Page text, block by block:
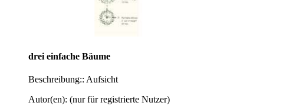
drei einfache Bäume
Beschreibung:: Aufsicht
Autor(en): (nur für registrierte Nutzer)